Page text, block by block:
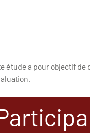
étude a pour objectif